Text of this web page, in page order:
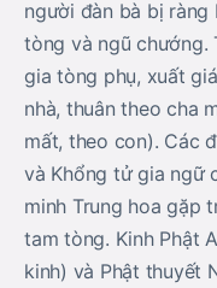
người đàn bà bị
tòng và ngũ chướng.
gia tòng phụ, xuất
nhà, thuân theo cha
mất, theo con). Các
và Khổng tử gia ngữ
minh Trung hoa gặp
tam tòng. Kinh Phật
kinh) và Phật thuyết